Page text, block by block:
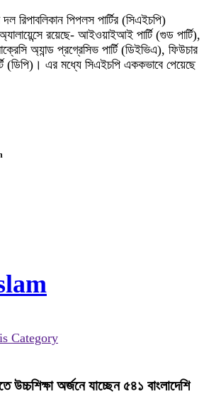
রিপাবলিকান পিপলস পার্টির (সিএইচপি)
রয়েছে- আইওয়াইআই পার্টি (গুড পার্টি),
অ্যান্ড প্রগ্রেসিভ পার্টি (ডিইভিএ), ফিউচার
(ডিপি)। এর মধ্যে সিএইচপি এককভাবে পেয়েছে
Category
উচ্চশিক্ষা অর্জনে যাচ্ছেন ৫৪১ বাংলাদেশি